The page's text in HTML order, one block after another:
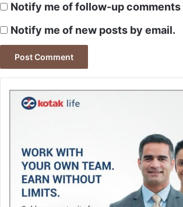
Notify me of follow-up comments
Notify me of new posts by email.